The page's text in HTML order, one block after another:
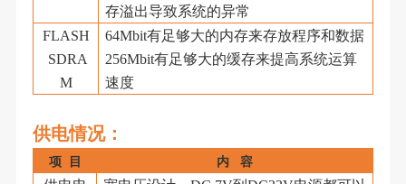
存溢出导致系统的异常
FLASH
64Mbit有足够大的内存来存放程序和数据
SDRA
M
256Mbit有足够大的缓存来提高系统运算
速度
供电情况：
项 目 内 容